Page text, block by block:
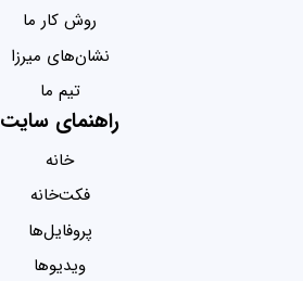
روش کار ما
نشان‌های میرزا
تیم ما
راهنمای سایت
خانه
فکت‌خانه
پروفایل‌ها
ویدیو‌ها